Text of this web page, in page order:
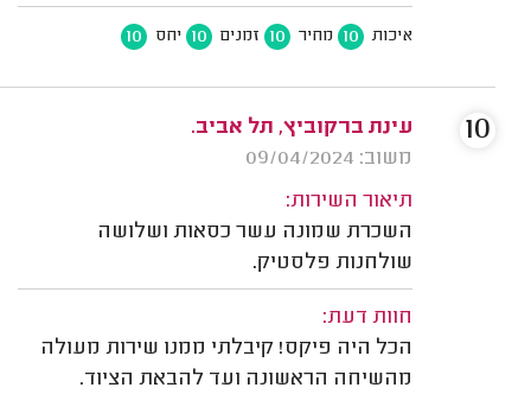
איכות 10 מחיר 10 זמנים 10 יחס 10
עינת ברקוביץ, תל אביב.
משוב: 09/04/2024
תיאור השירות:
השכרת שמונה עשר כסאות ושלושה
שולחנות פלסטיק.
חוות דעת:
הכל היה פיקס! קיבלתי ממנו שירות מעולה
מהשיחה הראשונה ועד להבאת הציוד.
10